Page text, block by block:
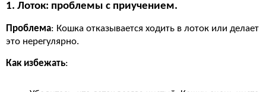
1. Лоток: проблемы с приучением.
Проблема: Кошка отказывается ходить в лоток или делает
это нерегулярно.
Как избежать: